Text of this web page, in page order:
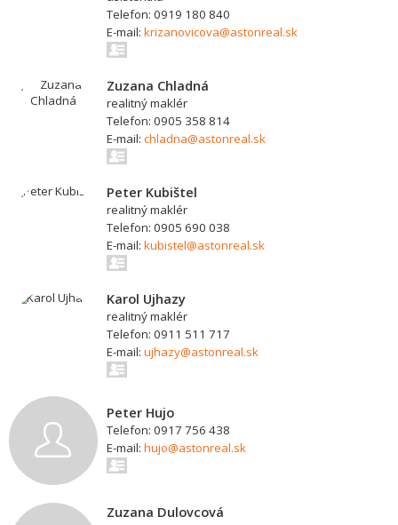
Telefon: 0919 180 840
E-mail: krizanovicova@astonreal.sk
Zuzana Chladná
realitný maklér
Telefon: 0905 358 814
E-mail: chladna@astonreal.sk
Peter Kubištel
realitný maklér
Telefon: 0905 690 038
E-mail: kubistel@astonreal.sk
Karol Ujhazy
realitný maklér
Telefon: 0911 511 717
E-mail: ujhazy@astonreal.sk
Peter Hujo
Telefon: 0917 756 438
E-mail: hujo@astonreal.sk
Zuzana Dulovcová